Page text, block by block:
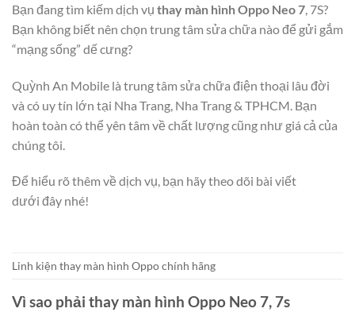
Bạn đang tìm kiếm dịch vụ thay màn hình Oppo Neo 7 , 7S?
Bạn không biết nên chọn trung tâm sửa chữa nào để gửi gắm
“mạng sống” dế cưng?
Quỳnh An Mobile là trung tâm sửa chữa điện thoại lâu đời
và có uy tín lớn tại Nha Trang, Nha Trang & TPHCM. Bạn
hoàn toàn có thể yên tâm về chất lượng cũng như giá cả của
chúng tôi.
Để hiểu rõ thêm về dịch vụ, bạn hãy theo dõi bài viết
dưới đây nhé!
Linh kiện thay màn hình Oppo chính hãng
Vì sao phải thay màn hình Oppo Neo 7, 7s